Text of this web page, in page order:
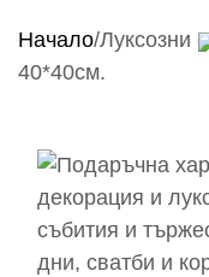
Начало/Луксозни
40*40см.